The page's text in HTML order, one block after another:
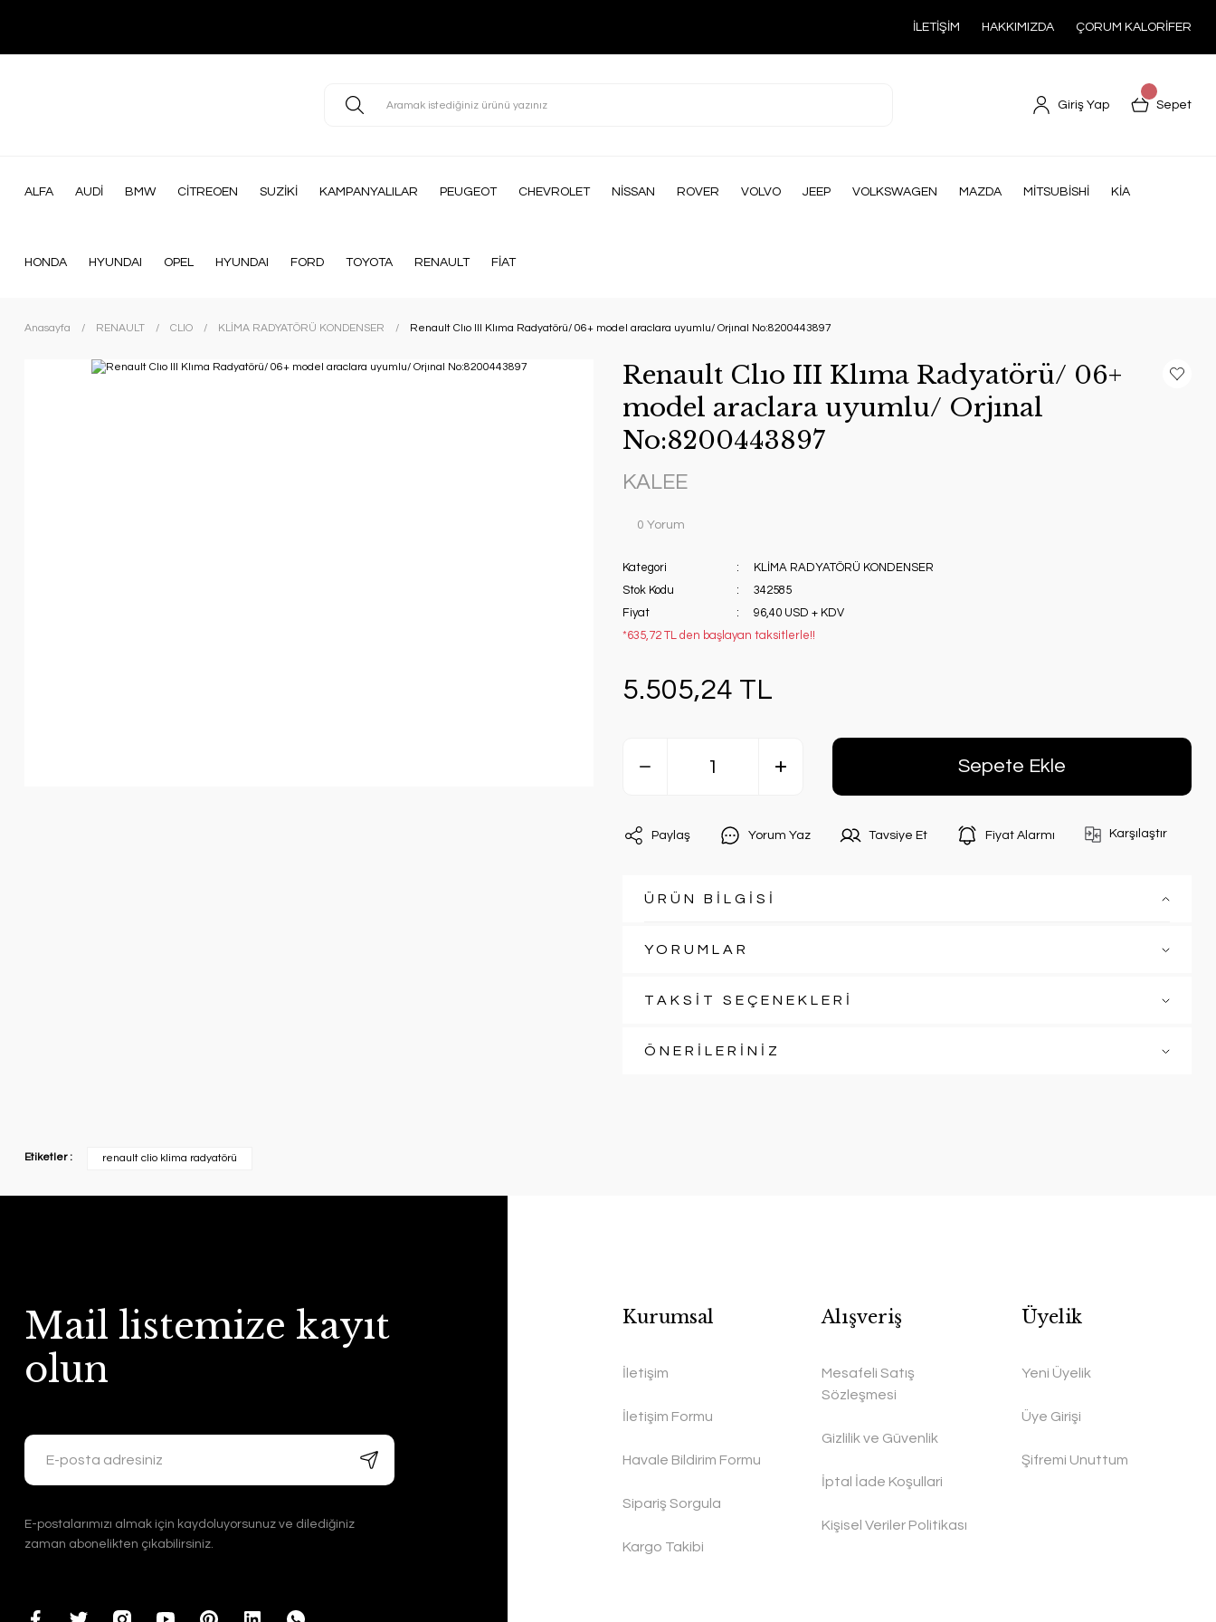
İLETİŞİM HAKKIMIZDA ÇORUM KALORİFER
Giriş Yap Sepet
ALFA AUDİ BMW CİTREOEN SUZİKİ KAMPANYALILAR PEUGEOT CHEVROLET NİSSAN ROVER VOLVO JEEP VOLKSWAGEN MAZDA MİTSUBİSHİ KİA
HONDA HYUNDAI OPEL HYUNDAI FORD TOYOTA RENAULT FİAT
Anasayfa RENAULT CLIO KLİMA RADYATÖRÜ KONDENSER Renault Clıo III Klıma Radyatörü/ 06+ model araclara uyumlu/ Orjınal No:8200443897
Renault Clıo III Klıma Radyatörü/ 06+
model araclara uyumlu/ Orjınal
No:8200443897
KALEE
0 Yorum
Kategori
KLİMA RADYATÖRÜ KONDENSER
Stok Kodu
342585
Fiyat
96,40 USD + KDV
*635,72 TL den başlayan taksitlerle!!
5.505,24 TL
Sepete Ekle
Paylaş Yorum Yaz Tavsiye Et Fiyat Alarmı Karşılaştır
ÜRÜN BİLGİSİ
YORUMLAR
TAKSİT SEÇENEKLERİ
ÖNERİLERİNİZ
Etiketler : renault clio klima radyatörü
Mail listemize kayıt
olun
E-postalarımızı almak için kaydoluyorsunuz ve dilediğiniz
zaman abonelikten çıkabilirsiniz.
Kurumsal
İletişim
İletişim Formu
Havale Bildirim Formu
Sipariş Sorgula
Kargo Takibi
Alışveriş
Mesafeli Satış
Sözleşmesi
Gizlilik ve Güvenlik
İptal İade Koşullari
Kişisel Veriler Politikası
Üyelik
Yeni Üyelik
Üye Girişi
Şifremi Unuttum